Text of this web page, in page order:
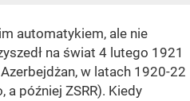
automatykiem, ale nie
na świat 4 lutego 1921
w latach 1920-22
później ZSRR). Kiedy